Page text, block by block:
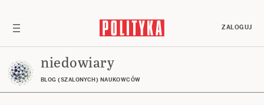
ZALOGUJ
niedowiary
BLOG (SZALONYCH) NAUKOWCÓW